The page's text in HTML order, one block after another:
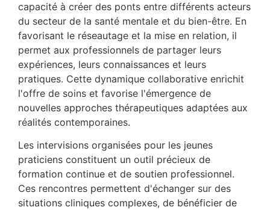
capacité à créer des ponts entre différents acteurs
du secteur de la santé mentale et du bien-être. En
favorisant le réseautage et la mise en relation, il
permet aux professionnels de partager leurs
expériences, leurs connaissances et leurs
pratiques. Cette dynamique collaborative enrichit
l'offre de soins et favorise l'émergence de
nouvelles approches thérapeutiques adaptées aux
réalités contemporaines.
Les intervisions organisées pour les jeunes
praticiens constituent un outil précieux de
formation continue et de soutien professionnel.
Ces rencontres permettent d'échanger sur des
situations cliniques complexes, de bénéficier de